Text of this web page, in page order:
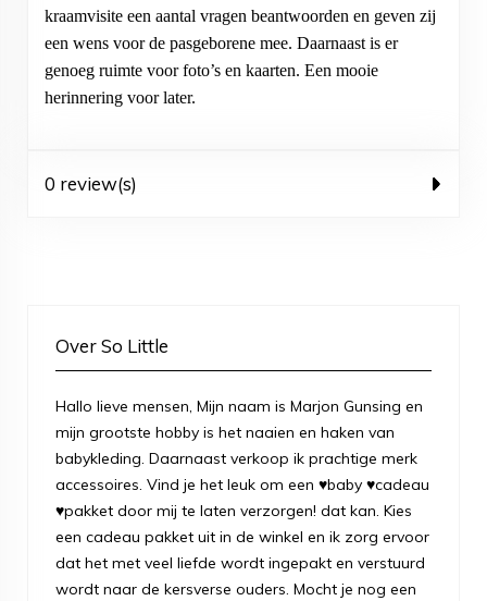
kraamvisite een aantal vragen beantwoorden en geven zij
een wens voor de pasgeborene mee. Daarnaast is er
genoeg ruimte voor foto’s en kaarten. Een mooie
herinnering voor later.
0 review(s)
Over So Little
Hallo lieve mensen, Mijn naam is Marjon Gunsing en
mijn grootste hobby is het naaien en haken van
babykleding. Daarnaast verkoop ik prachtige merk
accessoires. Vind je het leuk om een ♥baby ♥cadeau
♥pakket door mij te laten verzorgen! dat kan. Kies
een cadeau pakket uit in de winkel en ik zorg ervoor
dat het met veel liefde wordt ingepakt en verstuurd
wordt naar de kersverse ouders. Mocht je nog een